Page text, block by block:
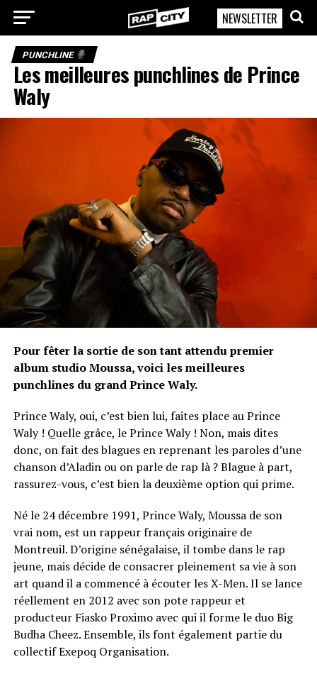
RapCity
NEWSLETTER
PUNCHLINE
Les meilleures punchlines de Prince
Waly
Pour fêter la sortie de son tant attendu premier
album studio Moussa, voici les meilleures
punchlines du grand Prince Waly.
Prince Waly, oui, c’est bien lui, faites place au Prince
Waly ! Quelle grâce, le Prince Waly ! Non, mais dites
donc, on fait des blagues en reprenant les paroles d’une
chanson d’Aladin ou on parle de rap là ? Blague à part,
rassurez-vous, c’est bien la deuxième option qui prime.
Né le 24 décembre 1991, Prince Waly, Moussa de son
vrai nom, est un rappeur français originaire de
Montreuil. D’origine sénégalaise, il tombe dans le rap
jeune, mais décide de consacrer pleinement sa vie à son
art quand il a commencé à écouter les X-Men. Il se lance
réellement en 2012 avec son pote rappeur et
producteur Fiasko Proximo avec qui il forme le duo Big
Budha Cheez. Ensemble, ils font également partie du
collectif Exepoq Organisation.